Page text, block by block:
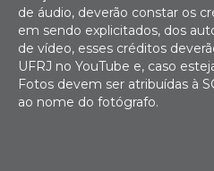
de áudio, deverão constar os
em sendo explicitados, dos
de vídeo, esses créditos
UFRJ no YouTube e, caso
Fotos devem ser atribuídas à
ao nome do fotógrafo.